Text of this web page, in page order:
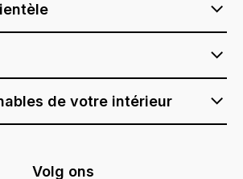
de votre intérieur
Volg ons